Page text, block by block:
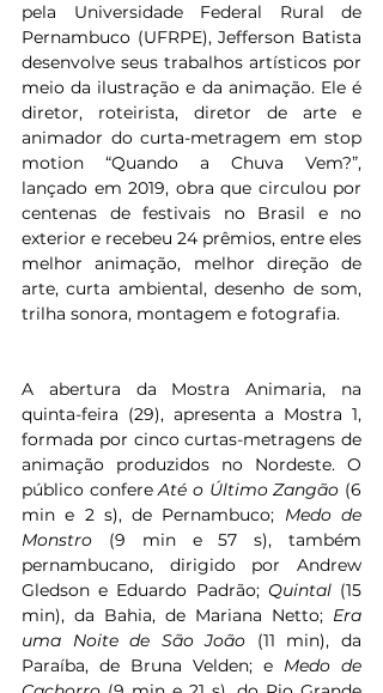
pela Universidade Federal Rural de
Pernambuco (UFRPE), Jefferson Batista
desenvolve seus trabalhos artísticos por
meio da ilustração e da animação. Ele é
diretor, roteirista, diretor de arte e
animador do curta-metragem em stop
motion “Quando a Chuva Vem?”,
lançado em 2019, obra que circulou por
centenas de festivais no Brasil e no
exterior e recebeu 24 prêmios, entre eles
melhor animação, melhor direção de
arte, curta ambiental, desenho de som,
trilha sonora, montagem e fotografia.
A abertura da Mostra Animaria, na
quinta-feira (29), apresenta a Mostra 1,
formada por cinco curtas-metragens de
animação produzidos no Nordeste. O
público confere Até o Último Zangão (6
min e 2 s), de Pernambuco; Medo de
Monstro (9 min e 57 s), também
pernambucano, dirigido por Andrew
Gledson e Eduardo Padrão; Quintal (15
min), da Bahia, de Mariana Netto; Era
uma Noite de São João (11 min), da
Paraíba, de Bruna Velden; e Medo de